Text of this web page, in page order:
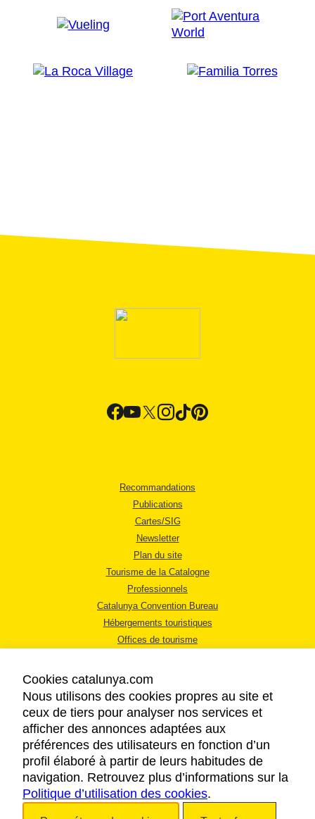
Recommandations
Publications
Cartes/SIG
Newsletter
Plan du site
Tourisme de la Catalogne
Professionnels
Catalunya Convention Bureau
Hébergements touristiques
Offices de tourisme
MENTIONS LÉGALES
RÈGLES DE CONFIDENTIALITÉ
COOKIES
ACCESSIBILITÉ
Cookies catalunya.com
Nous utilisons des cookies propres au site et
ceux de tiers pour analyser nos services et
afficher des annonces adaptées aux
préférences des utilisateurs en fonction d’un
profil élaboré à partir de leurs habitudes de
navigation. Retrouvez plus d’informations sur la
Politique d’utilisation des cookies.